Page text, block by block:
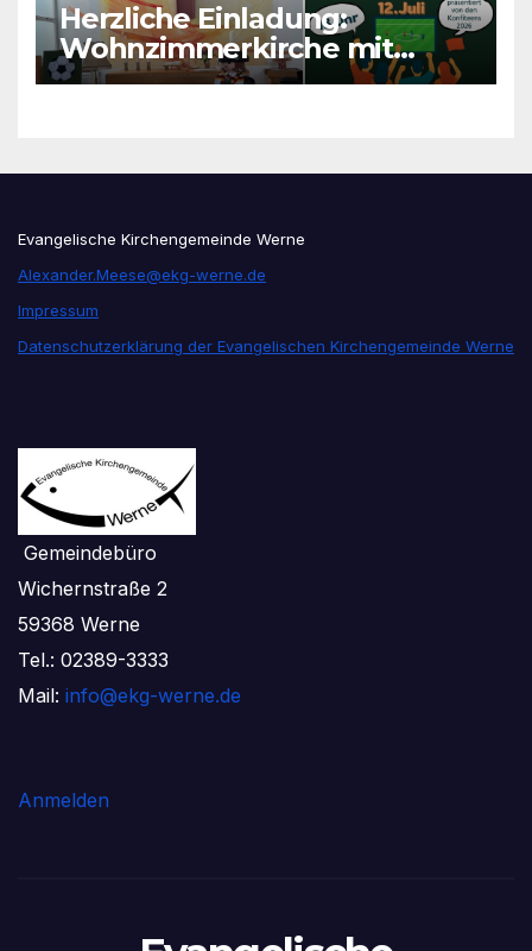
Herzliche Einladung:
Wohnzimmerkirche mit
unseren Konfis
Evangelische Kirchengemeinde Werne
Alexander.Meese@ekg-werne.de
Impressum
Datenschutzerklärung der Evangelischen Kirchengemeinde Werne
Gemeindebüro
Wichernstraße 2
59368 Werne
Tel.: 02389-3333
Mail: info@ekg-werne.de
Anmelden